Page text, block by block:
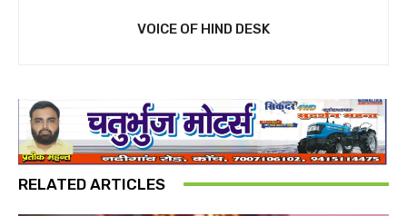
VOICE OF HIND DESK
RELATED ARTICLES